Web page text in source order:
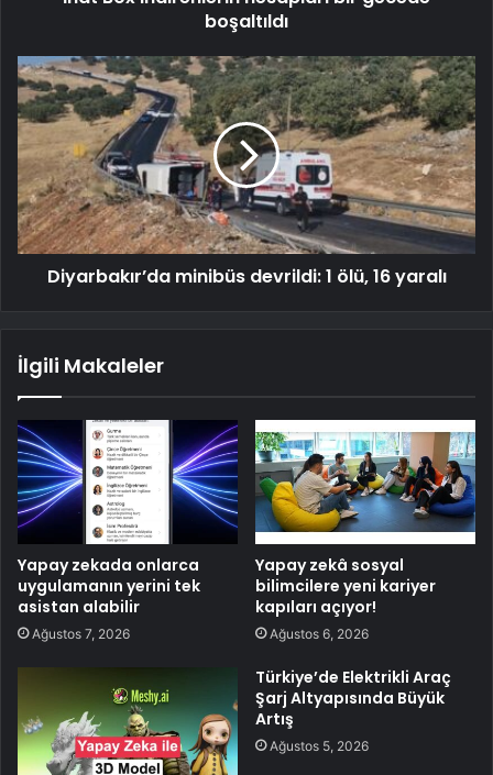
boşaltıldı
Diyarbakır’da minibüs devrildi: 1 ölü, 16 yaralı
İlgili Makaleler
Yapay zekada onlarca
uygulamanın yerini tek
asistan alabilir
Ağustos 7, 2026
Yapay zekâ sosyal
bilimcilere yeni kariyer
kapıları açıyor!
Ağustos 6, 2026
Türkiye’de Elektrikli Araç
Şarj Altyapısında Büyük
Artış
Ağustos 5, 2026